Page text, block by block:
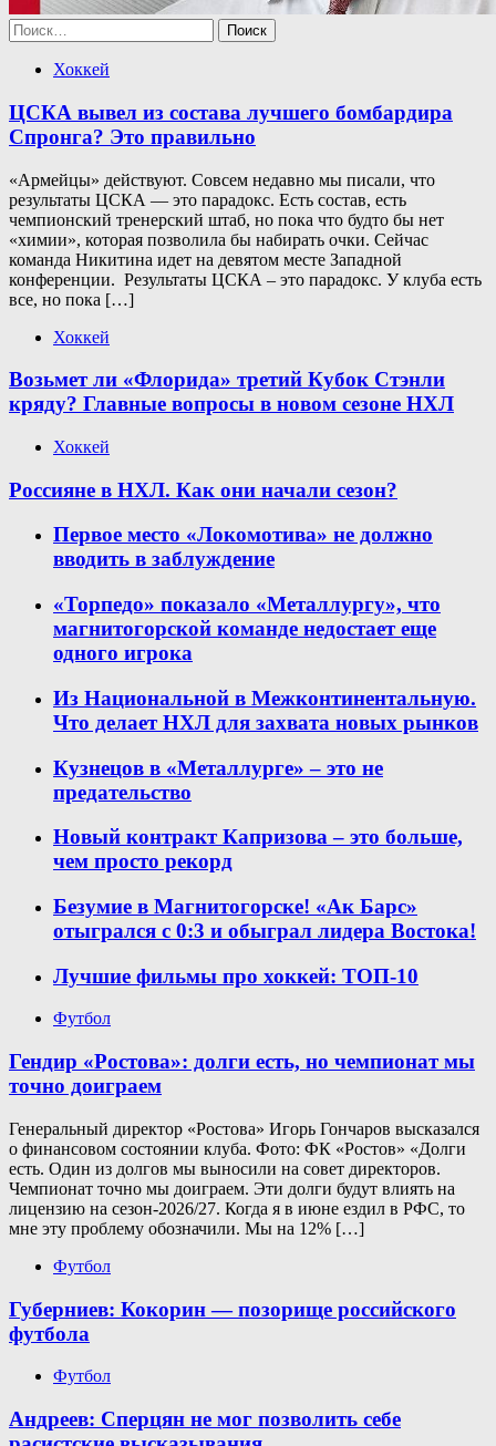
Найти:
Хоккей
ЦСКА вывел из состава лучшего бомбардира
Спронга? Это правильно
«Армейцы» действуют. Совсем недавно мы писали, что
результаты ЦСКА — это парадокс. Есть состав, есть
чемпионский тренерский штаб, но пока что будто бы нет
«химии», которая позволила бы набирать очки. Сейчас
команда Никитина идет на девятом месте Западной
конференции. Результаты ЦСКА – это парадокс. У клуба есть
все, но пока […]
Хоккей
Возьмет ли «Флорида» третий Кубок Стэнли
кряду? Главные вопросы в новом сезоне НХЛ
Хоккей
Россияне в НХЛ. Как они начали сезон?
Первое место «Локомотива» не должно
вводить в заблуждение
«Торпедо» показало «Металлургу», что
магнитогорской команде недостает еще
одного игрока
Из Национальной в Межконтинентальную.
Что делает НХЛ для захвата новых рынков
Кузнецов в «Металлурге» – это не
предательство
Новый контракт Капризова – это больше,
чем просто рекорд
Безумие в Магнитогорске! «Ак Барс»
отыгрался с 0:3 и обыграл лидера Востока!
Лучшие фильмы про хоккей: ТОП-10
Футбол
Гендир «Ростова»: долги есть, но чемпионат мы
точно доиграем
Генеральный директор «Ростова» Игорь Гончаров высказался
о финансовом состоянии клуба. Фото: ФК «Ростов» «Долги
есть. Один из долгов мы выносили на совет директоров.
Чемпионат точно мы доиграем. Эти долги будут влиять на
лицензию на сезон-2026/27. Когда я в июне ездил в РФС, то
мне эту проблему обозначили. Мы на 12% […]
Футбол
Губерниев: Кокорин — позорище российского
футбола
Футбол
Андреев: Сперцян не мог позволить себе